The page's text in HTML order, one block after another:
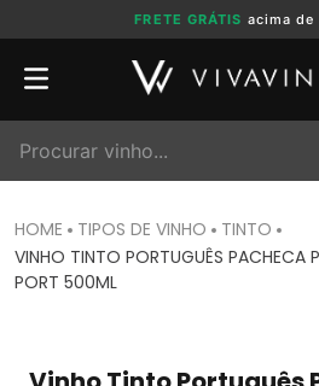
FRETE GRÁTIS acima
TIPOS DE VINHO
TINTO
VINHO TINTO PORTUGUÊS PACHECA
PORT 500ML